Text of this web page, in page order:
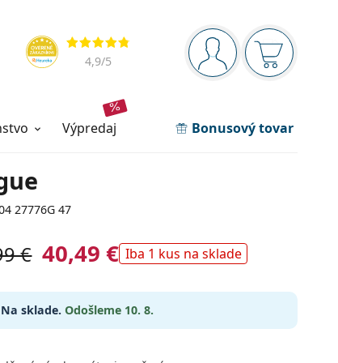
Navigačný panel
ste prihláseníNákupný
Hodnotenia
4,9/5
výpredaj Bonusový tovar
27776G 47
€ 40,49 € Iba 1 kus na sklade
Na sklade. Odošleme 10. 8.